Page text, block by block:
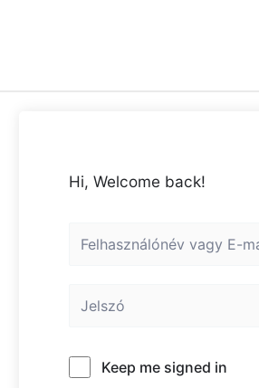
Hi, Welcome back!
Keep me signed in